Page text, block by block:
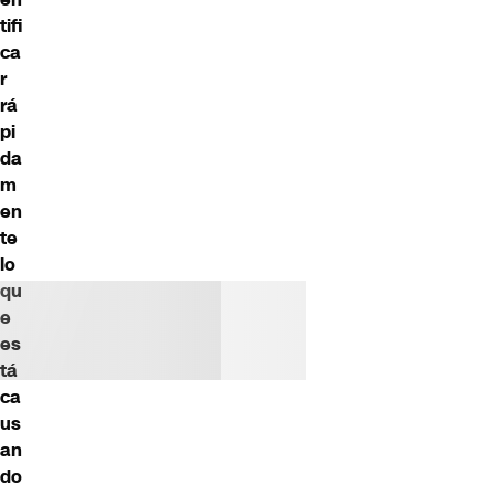
tifi
ca
r
rá
pi
da
m
en
te
lo
qu
e
es
tá
ca
us
an
do